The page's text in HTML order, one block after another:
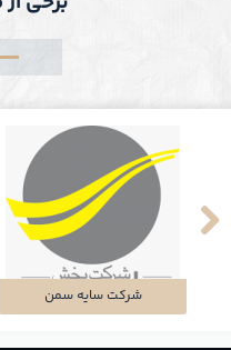
پلتفرم میاره